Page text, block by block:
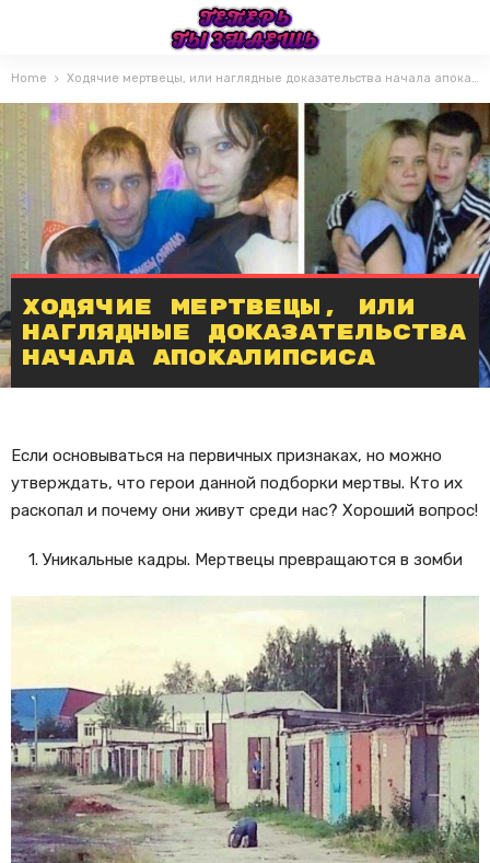
Home Ходячие мертвецы, или наглядные доказательства начала апокалипсиса
Ходячие мертвецы, или
наглядные доказательства
начала апокалипсиса
Если основываться на первичных признаках, но можно
утверждать, что герои данной подборки мертвы. Кто их
раскопал и почему они живут среди нас? Хороший вопрос!
1. Уникальные кадры. Мертвецы превращаются в зомби